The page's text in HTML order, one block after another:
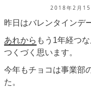
2018年2月15
昨日はバレンタインデ
あれから もう1年経つ
つくづく思います。
今年もチョコは事業部
た。